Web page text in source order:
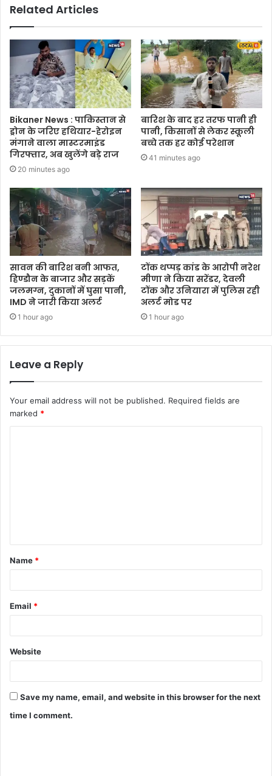
Related Articles
Bikaner News : पाकिस्तान से
ड्रोन के जरिए हथियार-हेरोइन
मंगाने वाला मास्टरमाइंड
गिरफ्तार, अब खुलेंगे बड़े राज
20 minutes ago
बारिश के बाद हर तरफ पानी ही
पानी, किसानों से लेकर स्कूली
बच्चे तक हर कोई परेशान
41 minutes ago
सावन की बारिश बनी आफत,
हिण्डौन के बाजार और सड़कें
जलमग्न, दुकानों में घुसा पानी,
IMD ने जारी किया अलर्ट
1 hour ago
टोंक थप्पड़ कांड के आरोपी नरेश
मीणा ने किया सरेंडर, देवली
टोंक और उनियारा में पुलिस रही
अलर्ट मोड पर
1 hour ago
Leave a Reply
Your email address will not be published. Required fields are
marked *
Name *
Email *
Website
Save my name, email, and website in this browser for the next
time I comment.